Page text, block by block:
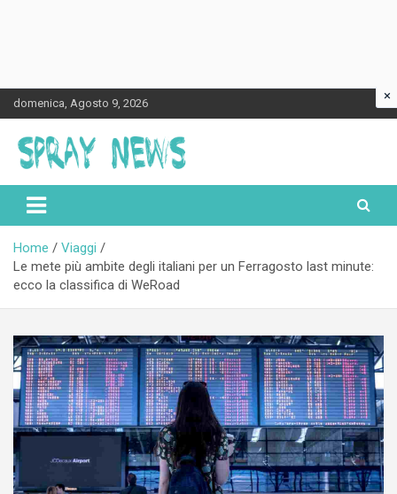
Skip
to
content
domenica, Agosto 9, 2026
Spraynews.it
Home
Viaggi
Le mete più ambite degli italiani per un Ferragosto last minute:
ecco la classifica di WeRoad
×